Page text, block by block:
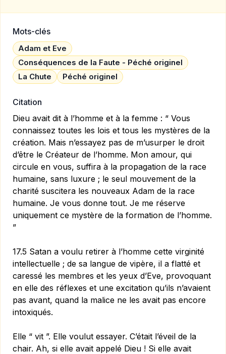
Mots-clés
Adam et Eve
Conséquences de la Faute - Péché originel
La Chute
Péché originel
Citation
Dieu avait dit à l’homme et à la femme : “ Vous
connaissez toutes les lois et tous les mystères de la
création. Mais n’essayez pas de m’usurper le droit
d’être le Créateur de l’homme. Mon amour, qui
circule en vous, suffira à la propagation de la race
humaine, sans luxure ; le seul mouvement de la
charité suscitera les nouveaux Adam de la race
humaine. Je vous donne tout. Je me réserve
uniquement ce mystère de la formation de l’homme.
”
17.5 Satan a voulu retirer à l’homme cette virginité
intellec­tuelle ; de sa langue de vipère, il a flatté et
caressé les membres et les yeux d’Eve, provoquant
en elle des réflexes et une excitation qu’ils n’avaient
pas avant, quand la malice ne les avait pas encore
intoxiqués.
Elle “ vit ”. Elle voulut essayer. C’était l’éveil de la
chair. Ah, si elle avait appelé Dieu ! Si elle avait